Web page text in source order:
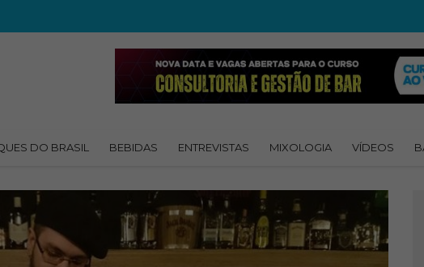
DO BRASIL BEBIDAS ENTREVISTAS MIXOLOGIA VÍDEOS